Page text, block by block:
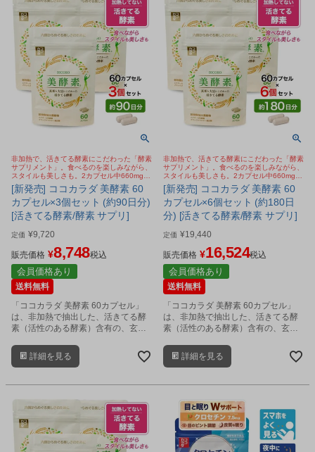
非加熱で、活きてる酵素にこだわった「酵素
サプリメント」。食べるのを楽しみながら、
スタイルも美しさも。2カプセル中660mgの
活きてる酵素含有の麹酵素。エクオール乳酸
菌、ブラックジンジャーも配合
[新発売] ココカラダ 美酵素 60
カプセル×3個セット (約90日分)
[活きてる酵素/酵素 サプリ]
定価 ¥9,720
販売価格 ¥8,748税込
会員価格あり
送料無料
「ココカラダ 美酵素 60カプセル」
は、非加熱で抽出した、活きてる酵
素（活性のある酵素）含有の、玄米
を2カプセル中660mg配合した、酵
素サプリメントです。
詳細を見る
非加熱で、活きてる酵素にこだわった「酵素
サプリメント」。食べるのを楽しみながら、
スタイルも美しさも。2カプセル中660mgの
活きてる酵素含有の麹酵素。エクオール乳酸
菌、ブラックジンジャーも配合
[新発売] ココカラダ 美酵素 60
カプセル×6個セット (約180日
分) [活きてる酵素/酵素 サプリ]
定価 ¥19,440
販売価格 ¥16,524税込
会員価格あり
送料無料
「ココカラダ 美酵素 60カプセル」
は、非加熱で抽出した、活きてる酵
素（活性のある酵素）含有の、玄米
を2カプセル中660mg配合した、酵
素サプリメントです。
詳細を見る